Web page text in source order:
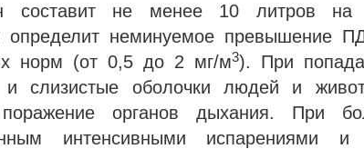
составит не менее 10 литров
определит неминуемое превышение
норм (от 0,5 до 2 мг/м3). При
слизистые оболочки людей и
органов дыхания. При
интенсивными испарениями и